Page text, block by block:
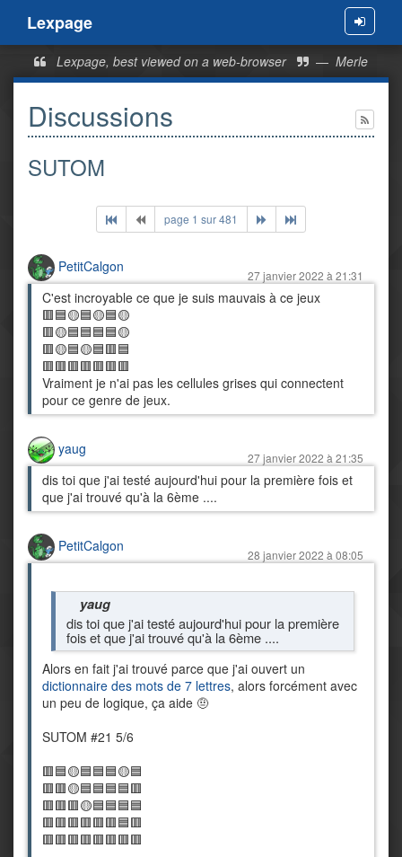
Menu
Lexpage
Lexpage, best viewed on a web-browser — Merle
Discussions
SUTOM
page 1 sur 481
PetitCalgon
27 janvier 2022 à 21:31
C'est incroyable ce que je suis mauvais à ce jeux
🟥🟦🟡🟦🟡🟦🟡
🟥🟡🟦🟦🟦🟦🟡
🟥🟡🟦🟡🟦🟥🟦
🟥🟥🟥🟥🟥🟥🟥
Vraiment je n'ai pas les cellules grises qui connectent
pour ce genre de jeux.
yaug
27 janvier 2022 à 21:35
dis toi que j'ai testé aujourd'hui pour la première fois et
que j'ai trouvé qu'à la 6ème ....
PetitCalgon
28 janvier 2022 à 08:05
yaug
dis toi que j'ai testé aujourd'hui pour la première
fois et que j'ai trouvé qu'à la 6ème ....
Alors en fait j'ai trouvé parce que j'ai ouvert un
dictionnaire des mots de 7 lettres, alors forcément avec
un peu de logique, ça aide 🤨
SUTOM #21 5/6
🟥🟦🟡🟦🟦🟦🟡🟦
🟥🟥🟡🟦🟦🟦🟦🟥
🟥🟥🟥🟡🟦🟦🟦🟦
🟥🟥🟥🟥🟥🟥🟦🟥
🟥🟥🟥🟥🟥🟥🟥🟥